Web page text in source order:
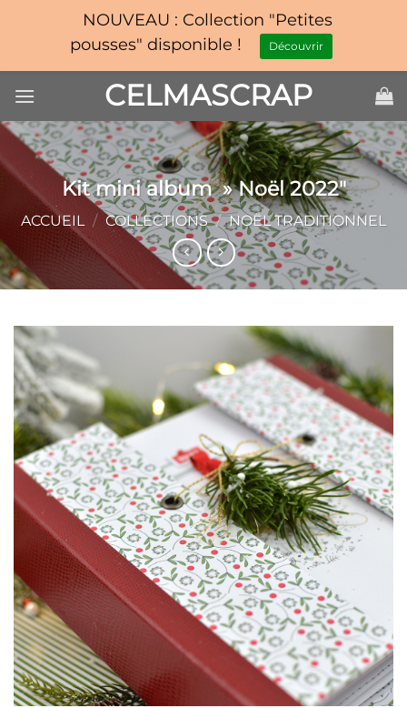
au
contenu
CELMASCRAP
Kit mini album » Noël 2022″
ACCUEIL / COLLECTIONS / NOËL TRADITIONNEL
NOUVEAU : Collection "Petites
pousses" disponible !
Découvrir